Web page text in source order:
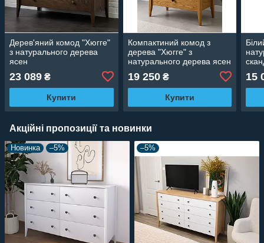
Дерев'яний комод "Хюгге"
з натурального дерева
ясен
23 089 ₴
Купити
Компактиний комод з
дерева "Хюгге" з
натурального дерева ясен
19 250₴
Купити
15
Акційні пропозиції та новинки
Новинка –5% –5%